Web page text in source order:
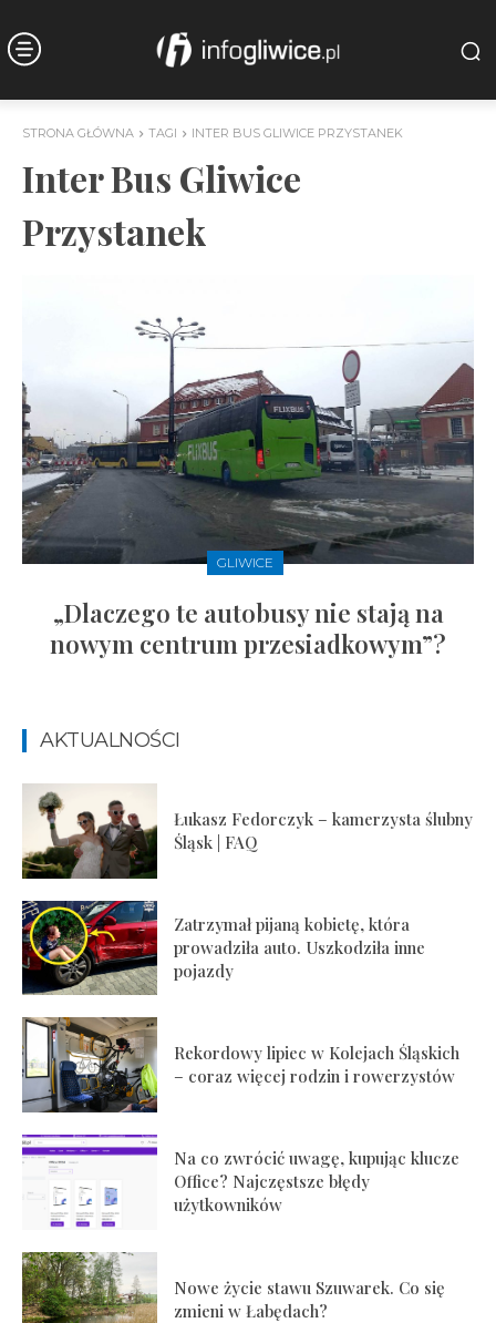
STRONA GŁÓWNA TAGI INTER BUS GLIWICE PRZYSTANEK
Inter Bus Gliwice
Przystanek
GLIWICE
„Dlaczego te autobusy nie stają na
nowym centrum przesiadkowym”?
AKTUALNOŚCI
Łukasz Fedorczyk – kamerzysta ślubny
Śląsk | FAQ
Zatrzymał pijaną kobietę, która
prowadziła auto. Uszkodziła inne
pojazdy
Rekordowy lipiec w Kolejach Śląskich
– coraz więcej rodzin i rowerzystów
Na co zwrócić uwagę, kupując klucze
Office? Najczęstsze błędy
użytkowników
Nowe życie stawu Szuwarek. Co się
zmieni w Łabędach?